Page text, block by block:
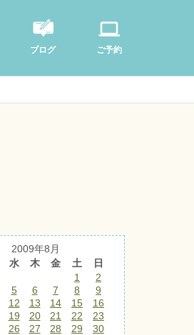
ブログ ご予約
2009年8月
水 木 金 土
日
1
2
5 6 7 8
9
12 13 14 15
16
19 20 21 22
23
26 27 28 29
30